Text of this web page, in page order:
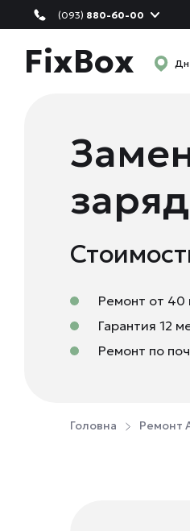
(093) 880-60-00
FixBox
Ремонт от 40
Гарантия 12
Ремонт по
Головна Ремонт